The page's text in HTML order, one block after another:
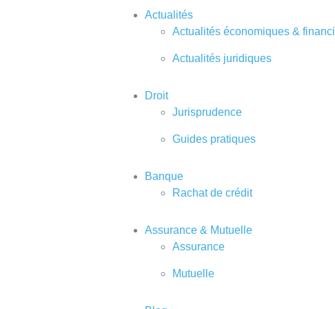
Actualités
Actualités économiques &
Actualités juridiques
Droit
Jurisprudence
Guides pratiques
Banque
Rachat de crédit
Assurance & Mutuelle
Assurance
Mutuelle